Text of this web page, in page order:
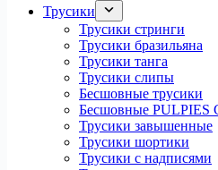
Трусики
Трусики стринги
Трусики бразильяна
Трусики танга
Трусики слипы
Бесшовные трусики
Бесшовные PULPIES
Трусики завышенные
Трусики шортики
Трусики с надписями